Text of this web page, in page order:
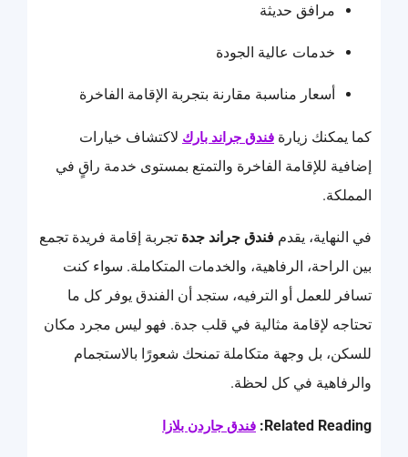
مرافق حديثة
خدمات عالية الجودة
أسعار مناسبة مقارنة بتجربة الإقامة الفاخرة
كما يمكنك زيارة فندق جراند بارك لاكتشاف خيارات
إضافية للإقامة الفاخرة والتمتع بمستوى خدمة راقٍ في
المملكة.
في النهاية، يقدم فندق جراند جدة تجربة إقامة فريدة تجمع
بين الراحة، الرفاهية، والخدمات المتكاملة. سواء كنت
تسافر للعمل أو الترفيه، ستجد أن الفندق يوفر كل ما
تحتاجه لإقامة مثالية في قلب جدة. فهو ليس مجرد مكان
للسكن، بل وجهة متكاملة تمنحك شعورًا بالاستجمام
والرفاهية في كل لحظة.
Related Reading: فندق جاردن بلازا